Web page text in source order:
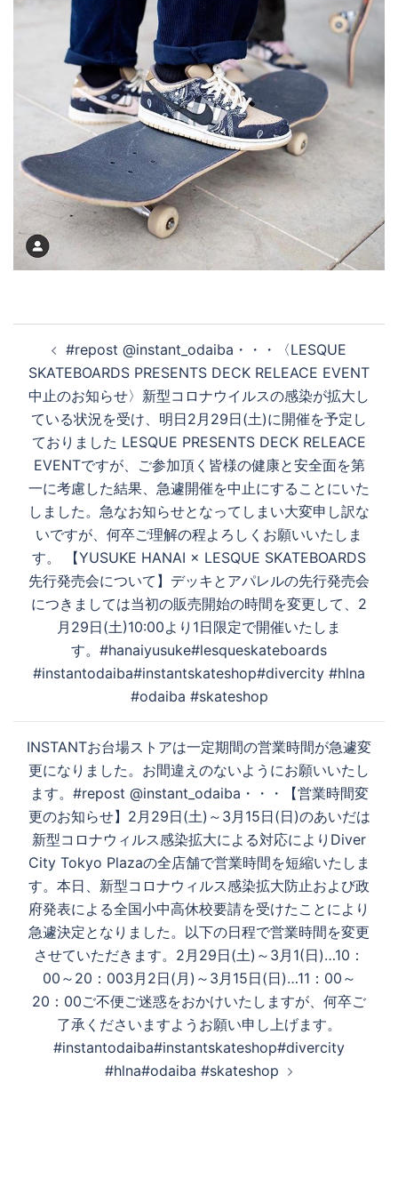
ナ
ビ
ゲ
シ
ョ
#repost @instant_odaiba・・・〈LESQUE
SKATEBOARDS PRESENTS DECK RELEACE EVENT
中止のお知らせ〉 新型コロナウイルスの感染が拡大し
ている状況を受け、明日2月29日(土)に開催を予定し
ておりました LESQUE PRESENTS DECK RELEACE
EVENTですが、ご参加頂く皆様の健康と安全面を第
一に考慮した結果、急遽開催を中止にすることにいた
しました。急なお知らせとなってしまい大変申し訳な
いですが、何卒ご理解の程よろしくお願いいたしま
す。 【YUSUKE HANAI × LESQUE SKATEBOARDS
先行発売会について】 デッキとアパレルの先行発売会
につきましては当初の販売開始の時間を変更して、2
月29日(土)10:00より1日限定で開催いたしま
す。 #hanaiyusuke #lesqueskateboards
#instantodaiba #instantskateshop #divercity #hlna
#odaiba #skateshop
INSTANTお台場ストアは一定期間の営業時間が急遽変
更になりました。お間違えのないようにお願いいたし
ます。#repost @instant_odaiba・・・【営業時間変
更のお知らせ】2月29日(土)～3月15日(日)のあいだは
新型コロナウィルス感染拡大による対応によりDiver
City Tokyo Plazaの全店舗で営業時間を短縮いたしま
す。本日、新型コロナウィルス感染拡大防止および政
府発表による全国小中高休校要請を受けたことにより
急遽決定となりました。以下の日程で営業時間を変更
させていただきます。2月29日(土)～3月1(日)…10：
00～20：003月2日(月)～3月15日(日)…11：00～
20：00ご不便ご迷惑をおかけいたしますが、何卒ご
了承くださいますようお願い申し上げます。
#instantodaiba#instantskateshop#divercity
#hlna#odaiba #skateshop